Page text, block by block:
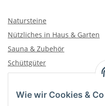
Wie wir Cookies &
Natursteine
Nützliches in Haus & Garten
Sauna & Zubehör
Schüttgüter